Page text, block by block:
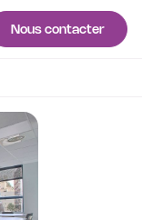
Nous contacter